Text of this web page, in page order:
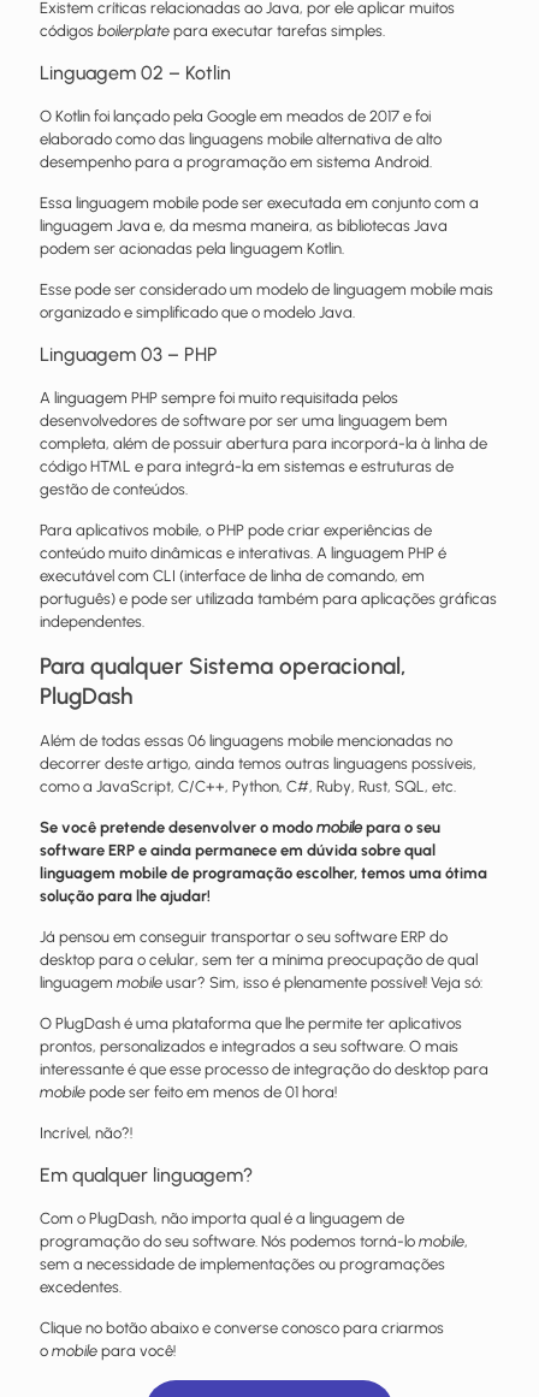
Existem críticas relacionadas ao Java, por ele aplicar muitos
códigos boilerplate para executar tarefas simples.
Linguagem 02 – Kotlin
O Kotlin foi lançado pela Google em meados de 2017 e foi
elaborado como das linguagens mobile alternativa de alto
desempenho para a programação em sistema Android.
Essa linguagem mobile pode ser executada em conjunto com a
linguagem Java e, da mesma maneira, as bibliotecas Java
podem ser acionadas pela linguagem Kotlin.
Esse pode ser considerado um modelo de linguagem mobile mais
organizado e simplificado que o modelo Java.
Linguagem 03 – PHP
A linguagem PHP sempre foi muito requisitada pelos
desenvolvedores de software por ser uma linguagem bem
completa, além de possuir abertura para incorporá-la à linha de
código HTML e para integrá-la em sistemas e estruturas de
gestão de conteúdos.
Para aplicativos mobile, o PHP pode criar experiências de
conteúdo muito dinâmicas e interativas. A linguagem PHP é
executável com CLI (interface de linha de comando, em
português) e pode ser utilizada também para aplicações gráficas
independentes.
Para qualquer Sistema operacional,
PlugDash
Além de todas essas 06 linguagens mobile mencionadas no
decorrer deste artigo, ainda temos outras linguagens possíveis,
como a JavaScript, C/C++, Python, C#, Ruby, Rust, SQL, etc.
Se você pretende desenvolver o modo mobilepara o seu
software ERP e ainda permanece em dúvida sobre qual
linguagem mobile de programação escolher, temos uma ótima
solução para lhe ajudar!
Já pensou em conseguir transportar o seu software ERP do
desktop para o celular, sem ter a mínima preocupação de qual
linguagem mobile usar? Sim, isso é plenamente possível! Veja só:
O PlugDash é uma plataforma que lhe permite ter aplicativos
prontos, personalizados e integrados a seu software. O mais
interessante é que esse processo de integração do desktop para
mobile pode ser feito em menos de 01 hora!
Incrível, não?!
Em qualquer linguagem?
Com o PlugDash, não importa qual é a linguagem de
programação do seu software. Nós podemos torná-lo mobile,
sem a necessidade de implementações ou programações
excedentes.
Clique no botão abaixo e converse conosco para criarmos
o mobile para você!